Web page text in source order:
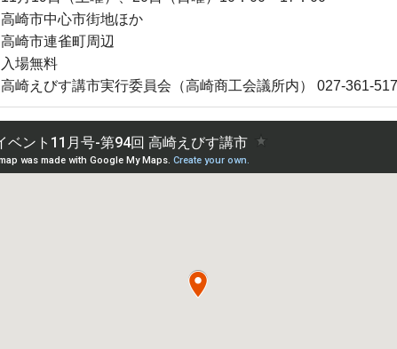
高崎市中心市街地ほか
高崎市連雀町周辺
入場無料
高崎えびす講市実行委員会（高崎商工会議所内） 027-361-